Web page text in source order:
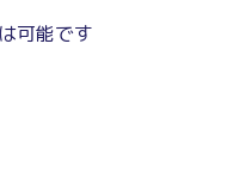
可能です